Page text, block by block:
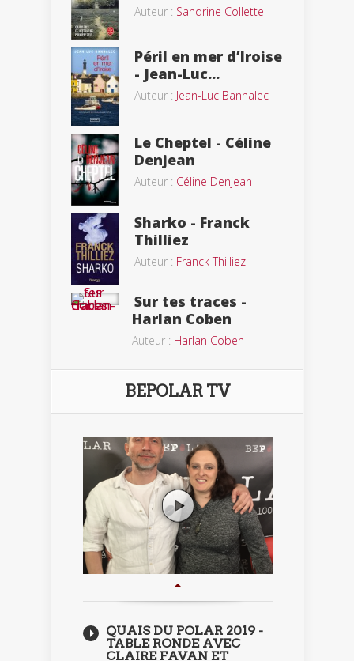
Auteur : Sandrine Collette
Péril en mer d’Iroise
- Jean-Luc...
Auteur : Jean-Luc Bannalec
Le Cheptel - Céline
Denjean
Auteur : Céline Denjean
Sharko - Franck
Thilliez
Auteur : Franck Thilliez
Sur tes traces -
Harlan Coben
Auteur : Harlan Coben
BEPOLAR TV
QUAIS DU POLAR 2019 -
TABLE RONDE AVEC
CLAIRE FAVAN ET